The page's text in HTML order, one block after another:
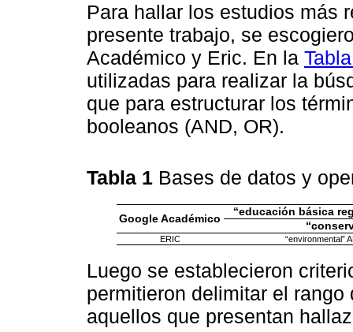
Para hallar los estudios más
presente trabajo, se
Académico y Eric. En la
utilizadas para realizar la
que para estructurar los
booleanos (AND, OR).
Tabla 1 Bases de datos y
Google Académico
“educación básica
ERIC “environmental”
Luego se establecieron
permitieron delimitar el
aquellos que presentan